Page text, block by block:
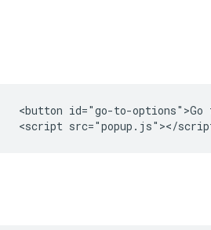
<button id="go-to-options">Go